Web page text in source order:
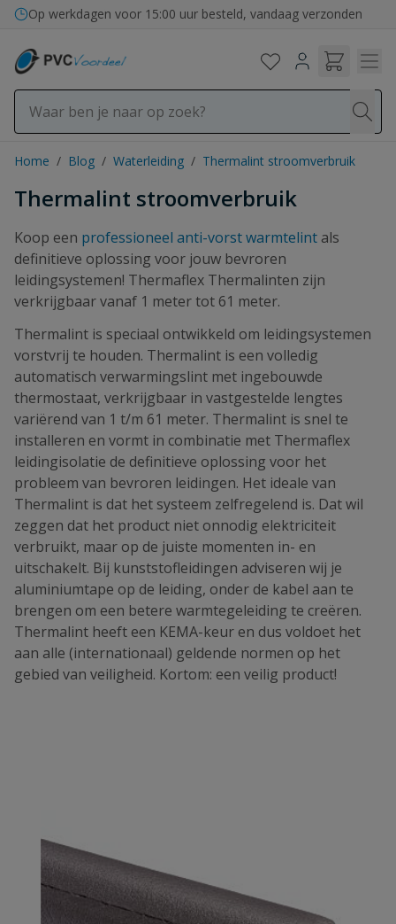
Ga naar de inhoud
Bezorging in binnen- en buitenland
Home / Blog / Waterleiding / Thermalint stroomverbruik
Thermalint stroomverbruik
Koop een professioneel anti-vorst warmtelint als
definitieve oplossing voor jouw bevroren
leidingsystemen! Thermaflex Thermalinten zijn
verkrijgbaar vanaf 1 meter tot 61 meter.
Thermalint is speciaal ontwikkeld om leidingsystemen
vorstvrij te houden. Thermalint is een volledig
automatisch verwarmingslint met ingebouwde
thermostaat, verkrijgbaar in vastgestelde lengtes
variërend van 1 t/m 61 meter. Thermalint is snel te
installeren en vormt in combinatie met Thermaflex
leidingisolatie de definitieve oplossing voor het
probleem van bevroren leidingen. Het ideale van
Thermalint is dat het systeem zelfregelend is. Dat wil
zeggen dat het product niet onnodig elektriciteit
verbruikt, maar op de juiste momenten in- en
uitschakelt. Bij kunststofleidingen adviseren wij je
aluminiumtape op de leiding, onder de kabel aan te
brengen om een betere warmtegeleiding te creëren.
Thermalint heeft een KEMA-keur en dus voldoet het
aan alle (internationaal) geldende normen op het
gebied van veiligheid. Kortom: een veilig product!